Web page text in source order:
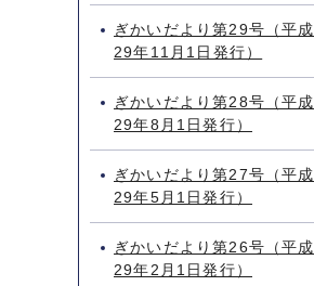
ぎかいだより第29号（平成
29年11月1日発行）
ぎかいだより第28号（平成
29年8月1日発行）
ぎかいだより第27号（平成
29年5月1日発行）
ぎかいだより第26号（平成
29年2月1日発行）